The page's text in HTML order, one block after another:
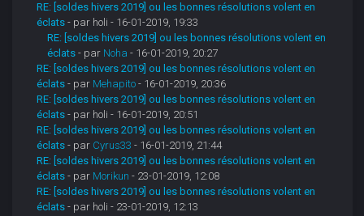
RE: [soldes hivers 2019] ou les bonnes résolutions volent en
éclats - par holi - 16-01-2019, 19:33
RE: [soldes hivers 2019] ou les bonnes résolutions volent en
éclats - par Noha - 16-01-2019, 20:27
RE: [soldes hivers 2019] ou les bonnes résolutions volent en
éclats - par Mehapito - 16-01-2019, 20:36
RE: [soldes hivers 2019] ou les bonnes résolutions volent en
éclats - par holi - 16-01-2019, 20:51
RE: [soldes hivers 2019] ou les bonnes résolutions volent en
éclats - par Cyrus33 - 16-01-2019, 21:44
RE: [soldes hivers 2019] ou les bonnes résolutions volent en
éclats - par Morikun - 23-01-2019, 12:08
RE: [soldes hivers 2019] ou les bonnes résolutions volent en
éclats - par holi - 23-01-2019, 12:13